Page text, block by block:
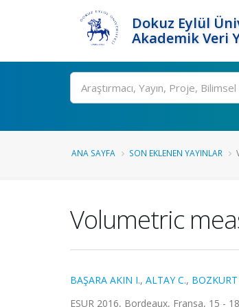
Dokuz Eylül
Akademik Veri
Ara
ANA SAYFA SON EKLENEN YAYINLAR
Volumetric
BAŞARA AKIN I., ALTAY C.,
ESUR 2016, Bordeaux, Fransa, 15 -